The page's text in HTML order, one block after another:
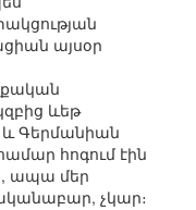
այսօր
ևեթ
Գերմանիան
հոգում էին
ապա մեր
չկար։